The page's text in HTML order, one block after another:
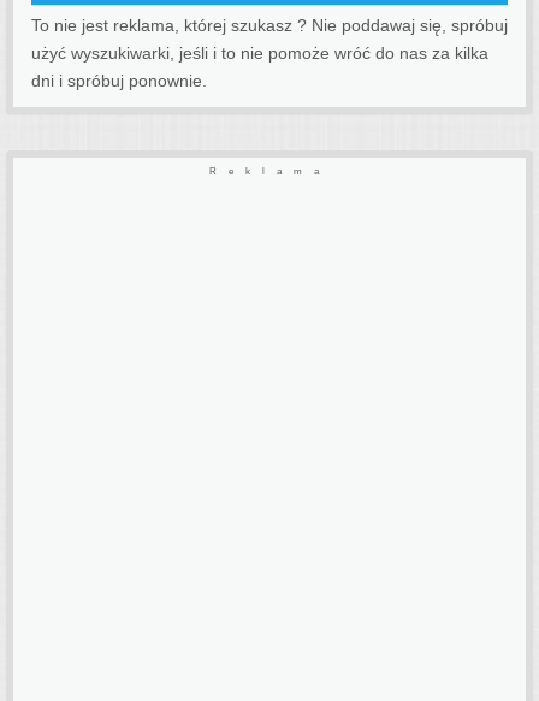
To nie jest reklama, której szukasz ? Nie poddawaj się, spróbuj
użyć wyszukiwarki, jeśli i to nie pomoże wróć do nas za kilka
dni i spróbuj ponownie.
Reklama